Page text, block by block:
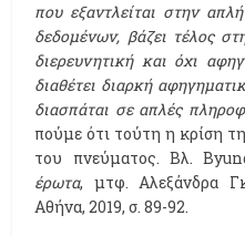
που εξαντλείται στην
δεδομένων, βάζει τέλος
διερευνητική και όχι
διαθέτει διαρκή
διασπάται σε απλές
πούμε ότι τούτη η κρίση
του πνεύματος. Βλ.
έρωτα, μτφ. Αλεξάνδρα
Αθήνα, 2019, σ. 89-92.